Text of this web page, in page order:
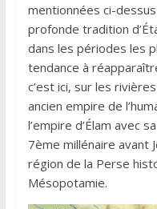
mentionnées ci-
profonde tradition
dans les périodes les
tendance à
c’est ici, sur les
ancien empire de
l’empire d’Élam avec
7ème millénaire avant
région de la Perse
Mésopotamie.